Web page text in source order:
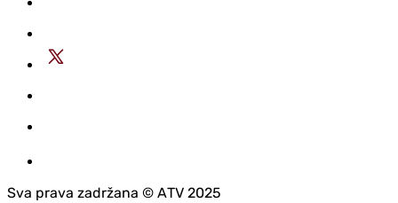
Sva prava zadržana © АTV 2025